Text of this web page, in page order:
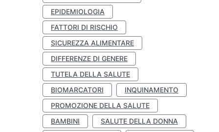
EPIDEMIOLOGIA
FATTORI DI RISCHIO
SICUREZZA ALIMENTARE
DIFFERENZE DI GENERE
TUTELA DELLA SALUTE
BIOMARCATORI
INQUINAMENTO
PROMOZIONE DELLA SALUTE
BAMBINI
SALUTE DELLA DONNA